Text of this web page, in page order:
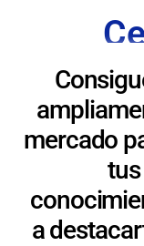
mercado
a